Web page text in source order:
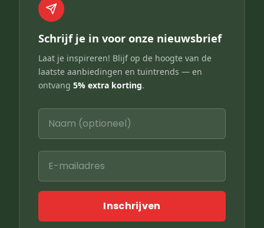
Schrijf je in voor onze nieuwsbrief
Laat je inspireren! Blijf op de hoogte van de
laatste aanbiedingen en tuintrends — en
ontvang 5% extra korting.
Inschrijven